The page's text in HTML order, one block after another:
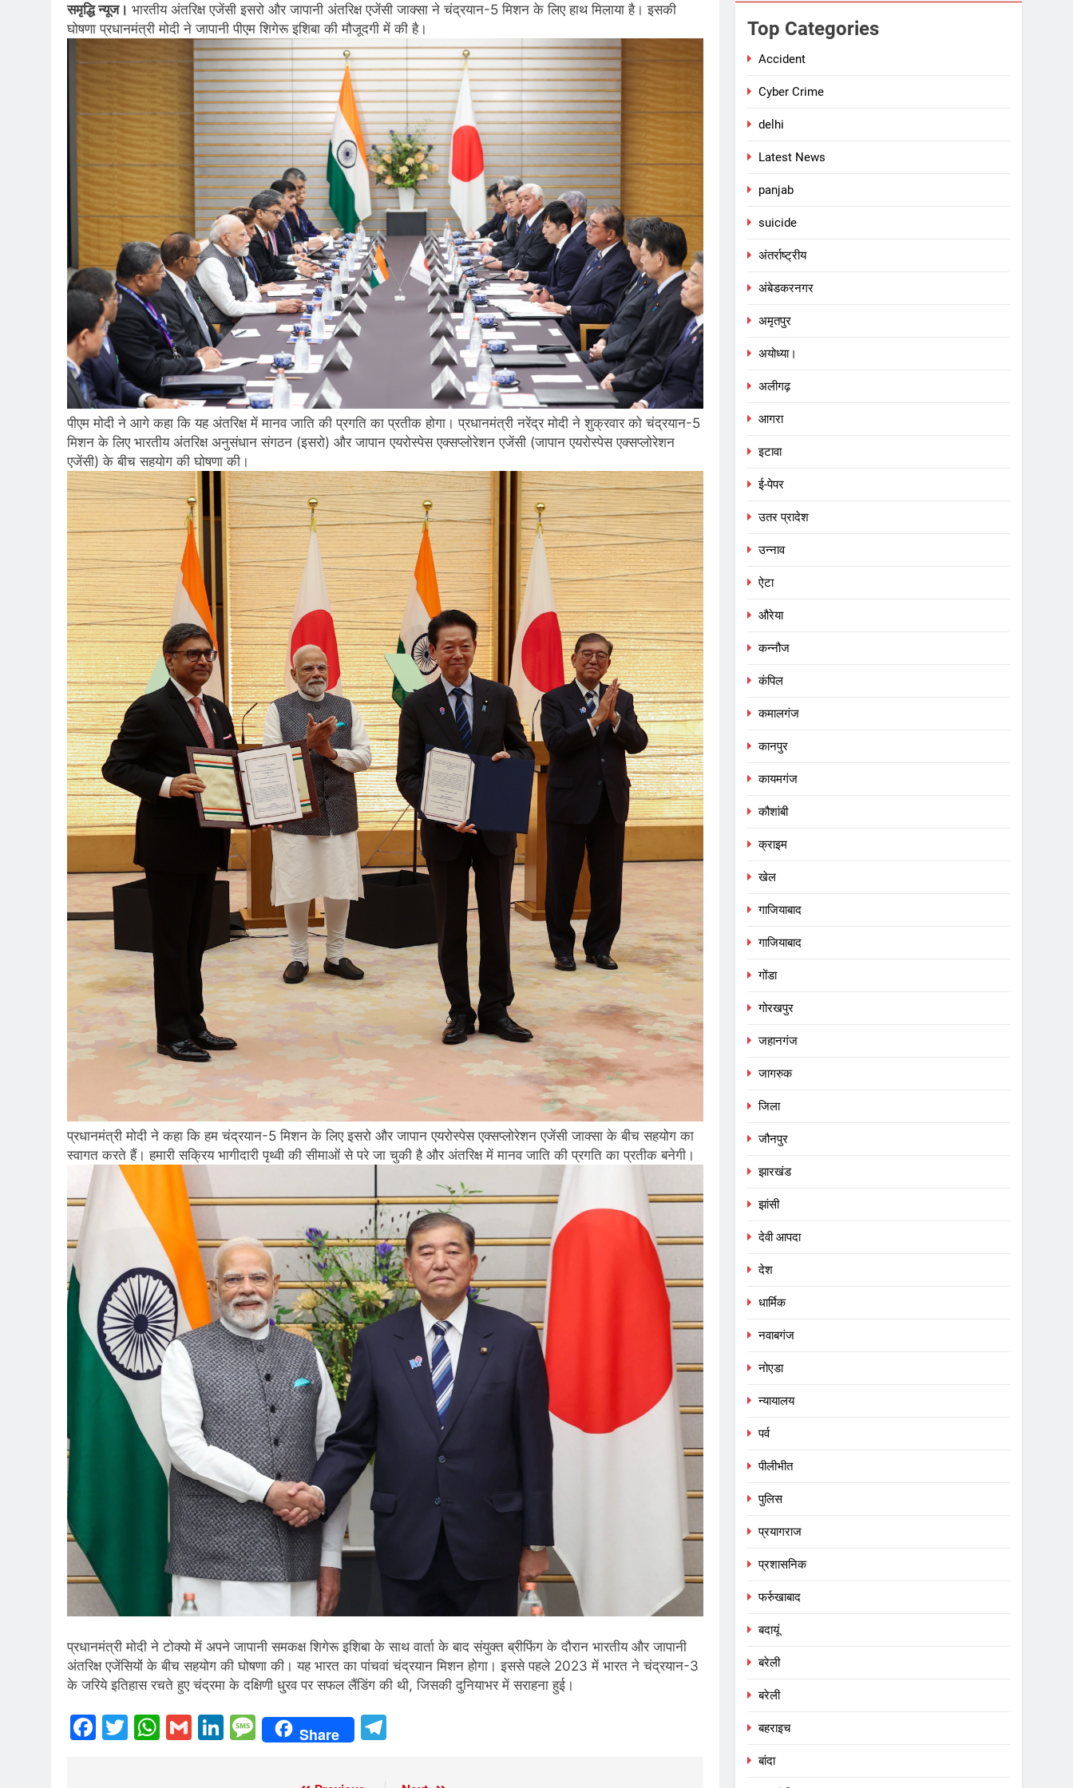
समृद्धि न्यूज। भारतीय अंतरिक्ष एजेंसी इसरो और जापानी अंतरिक्ष एजेंसी जाक्सा ने चंद्रयान-5 मिशन के लिए हाथ मिलाया है। इसकी
घोषणा प्रधानमंत्री मोदी ने जापानी पीएम शिगेरू इशिबा की मौजूदगी में की है।
पीएम मोदी ने आगे कहा कि यह अंतरिक्ष में मानव जाति की प्रगति का प्रतीक होगा। प्रधानमंत्री नरेंद्र मोदी ने शुक्रवार को चंद्रयान-5
मिशन के लिए भारतीय अंतरिक्ष अनुसंधान संगठन (इसरो) और जापान एयरोस्पेस एक्सप्लोरेशन एजेंसी (जापान एयरोस्पेस एक्सप्लोरेशन
एजेंसी) के बीच सहयोग की घोषणा की।
प्रधानमंत्री मोदी ने कहा कि हम चंद्रयान-5 मिशन के लिए इसरो और जापान एयरोस्पेस एक्सप्लोरेशन एजेंसी जाक्सा के बीच सहयोग का
स्वागत करते हैं। हमारी सक्रिय भागीदारी पृथ्वी की सीमाओं से परे जा चुकी है और अंतरिक्ष में मानव जाति की प्रगति का प्रतीक बनेगी।
प्रधानमंत्री मोदी ने टोक्यो में अपने जापानी समकक्ष शिगेरू इशिबा के साथ वार्ता के बाद संयुक्त ब्रीफिंग के दौरान भारतीय और जापानी
अंतरिक्ष एजेंसियों के बीच सहयोग की घोषणा की। यह भारत का पांचवां चंद्रयान मिशन होगा। इससे पहले 2023 में भारत ने चंद्रयान-3
के जरिये इतिहास रचते हुए चंद्रमा के दक्षिणी धु्रव पर सफल लैंडिंग की थी, जिसकी दुनियाभर में सराहना हुई।
Facebook
Twitter
WhatsApp
GmailLinkedIn
Message
Share
Top Categories
Accident
Cyber Crime
delhi
Latest News
panjab
suicide
अंतर्राष्ट्रीय
अंबेडकरनगर
अमृतपुर
अयोध्या।
अलीगढ़
आगरा
इटावा
ई-पेपर
उतर प्रादेश
उन्नाव
ऐटा
औरेया
कन्नौज
कंपिल
कमालगंज
कानपुर
कायमगंज
कौशांबी
क्राइम
खेल
गाजियाबाद
गाजियाबाद
गोंडा
गोरखपुर
जहानगंज
जागरुक
जिला
जौनपुर
झारखंड
झांसी
देवी आपदा
देश
धार्मिक
नवाबगंज
नोएडा
न्यायालय
पर्व
पीलीभीत
पुलिस
प्रयागराज
प्रशासनिक
फर्रुखाबाद
बदायूं
बरेली
बरेली
बहराइच
बांदा